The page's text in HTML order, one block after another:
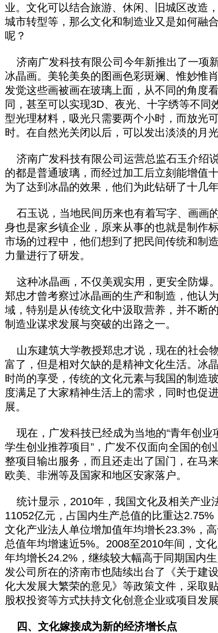
业。文化可以结合旅游、休闲、旧城区改造
城市转型等，那么文化和制造业又是如何融
呢？
济南广发科技有限公司今年新推出了一项
冰晶画。美轮美奂的图画色彩斑斓、惟妙惟
发觉这些画被画在玻璃上面，从不同的角度
同，甚至可以实现3D、夜光、十字绣等不同
型光理材料，吸光只需要两个小时，而放光
时。在自然光关闭以后，可以发出淡淡的月
济南广发科技有限公司运营总监石玉介绍
的都是普通玻璃，而经过加工后立刻能增值
为了达到冰晶的效果，他们为此钻研了十几
石玉说，当地民间历来也有着写字、画画
身也是家乡镇企业，原来从事的也就是制作
市场的过程中，他们想到了把民间传统和制
力量进行了研发。
这种冰晶画，不仅美观实用，更安全防爆
郑忠才曾考察过冰晶画的生产和制造，他认
域，特别是从传统文化中汲取营养，并不断
制造业谋求发展与突破的出路之一。
山东建筑大学教授郑忠才说，现在的社会
富了，但是相对欠缺的是精神文化生活。冰
时尚的享受，传统的文化元素与我国的制造
度满足了大家精神生活上的需求，同时也促
展。
现在，广发科技已经成为当地的“青年创业
学生创业推荐项目”，广发不仅面向全国的创
整项目输出服务，而且还走出了国门，在马
欧美、非洲等及国家和地区安家落户。
统计显示，2010年，我国文化及相关产业
11052亿元，占国内生产总值的比重达
文化产业法人单位增加值年均增长23.3%，
总值年均增速近5%。2008至2010年间，文
年均增长24.2%，继续较大幅高于同期国内
发公司所在的济南市也陆续出台了《关于建
化大发展大繁荣的意见》等政策文件，采取
股权投资等方式扶持文化创意企业或项目发
四、文化嫁接成为新的经济增长点